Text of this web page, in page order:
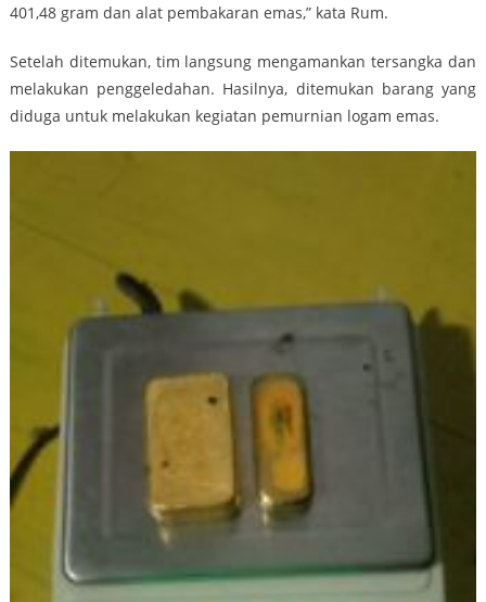
401,48 gram dan alat pembakaran emas,” kata Rum.
Setelah ditemukan, tim langsung mengamankan tersangka dan
melakukan penggeledahan. Hasilnya, ditemukan barang yang
diduga untuk melakukan kegiatan pemurnian logam emas.